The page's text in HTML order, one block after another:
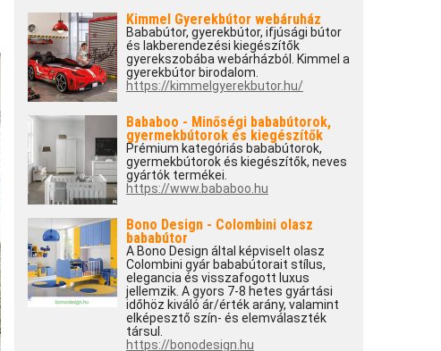
Kimmel Gyerekbútor webáruház
Bababútor, gyerekbútor, ifjúsági bútor
és lakberendezési kiegészítők
gyerekszobába webárházból. Kimmel a
gyerekbútor birodalom.
https://kimmelgyerekbutor.hu/
Bababoo - Minőségi bababútorok,
gyermekbútorok és kiegészítők
Prémium kategóriás bababútorok,
gyermekbútorok és kiegészítők, neves
gyártók termékei.
https://www.bababoo.hu
Bono Design - Colombini olasz
bababútor
A Bono Design által képviselt olasz
Colombini gyár bababútorait stílus,
elegancia és visszafogott luxus
jellemzik. A gyors 7-8 hetes gyártási
időhöz kiváló ár/érték arány, valamint
elképesztő szín- és elemválaszték
társul.
https://bonodesign.hu